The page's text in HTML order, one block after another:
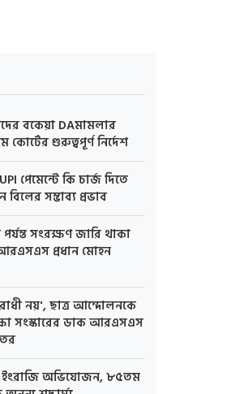
বকেয়া DAমামলার
গুরুত্বপূর্ণ নির্দেশ
পেমেন্টে কি চার্জ দিতে
সম্ভাব্য প্রভাব
সংরক্ষণ জারি থাকা
আরএসএস প্রধান মোহন
নয়', ছাত্র আন্দোলনকে
সংস্কারের ডাক আরএসএস
ইংরাজি অভিযোজন, ৮৫তম